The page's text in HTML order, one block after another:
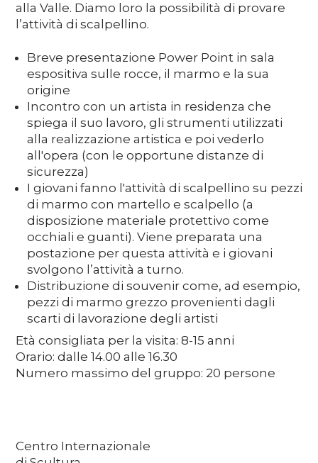
alla Valle. Diamo loro la possibilità di provare
l’attività di scalpellino.
Breve presentazione Power Point in sala
espositiva sulle rocce, il marmo e la sua
origine
Incontro con un artista in residenza che
spiega il suo lavoro, gli strumenti utilizzati
alla realizzazione artistica e poi vederlo
all'opera (con le opportune distanze di
sicurezza)
I giovani fanno l'attività di scalpellino su pezzi
di marmo con martello e scalpello (a
disposizione materiale protettivo come
occhiali e guanti). Viene preparata una
postazione per questa attività e i giovani
svolgono l’attività a turno.
Distribuzione di souvenir come, ad esempio,
pezzi di marmo grezzo provenienti dagli
scarti di lavorazione degli artisti
Età consigliata per la visita: 8-15 anni
Orario: dalle 14.00 alle 16.30
Numero massimo del gruppo: 20 persone
Centro Internazionale